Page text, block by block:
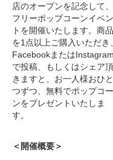
店のオープンを記念して、
フリーポップコーンイベン
トを開催いたします。商品
を1点以上ご購入いただき、
FacebookまたはInstagram
で投稿、もしくはシェア頂
きますと、お一人様おひと
つずつ、無料でポップコー
ンをプレゼントいたしま
す。
＜開催概要＞